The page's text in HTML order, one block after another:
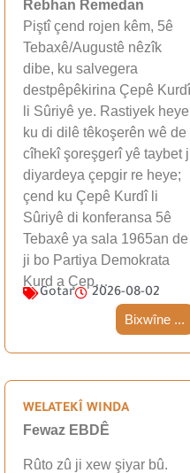
Rebhan Remedan
Piştî çend rojen kêm, 5ê
Tebaxê/Augustê nêzîk
dibe, ku salvegera
destpêpêkirina Çepê Kurdî
li Sûriyê ye. Rastiyek heye
ku di dilê têkoşerên wê de
cîhekî şoreşgerî yê taybet
diyardeya çepgir re heye;
çend ku Çepê Kurdî li
Sûriyê di konferansa 5ê
Tebaxê ya sala 1965an de
ji bo Partiya Demokrata
Kurd a Çep…
Gotar 2026-08-02
Bixwîne ...
WELATEKÎ WINDA
Fewaz EBDÊ
Rûto zû ji xew şiyar bû.